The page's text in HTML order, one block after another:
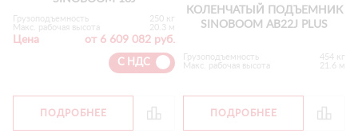
Грузоподъемность
250 кг
Макс. рабочая высота
20.3 м
Цена от 6 609 082 руб.
С НДС
ПОДРОБНЕЕ
КОЛЕНЧАТЫЙ ПОДЪЕМНИК
SINOBOOM AB22J PLUS
Грузоподъемность
454 кг
Макс. рабочая высота
21.6 м
ПОДРОБНЕЕ